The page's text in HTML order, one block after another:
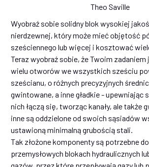
Theo Saville
Wyobraź sobie solidny blok wysokiej
nierdzewnej, który może mieć objętość
sześciennego lub więcej i kosztować
Teraz wyobraź sobie, że Twoim
wielu otworów we wszystkich sześciu
sześcianu, o różnych precyzyjnych
gwintowane, a inne gładkie - upewniając
nich łączą się, tworząc kanały, ale także
inne są oddzielone od swoich sąsiadów
ustawioną minimalną grubością stali.
Tak złożone komponenty są potrzebne
przemysłowych blokach hydraulicznych